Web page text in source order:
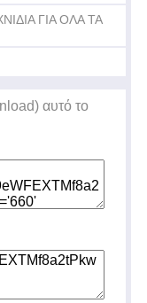
ΓΙΑ ΟΛΑ ΤΑ
αυτό το